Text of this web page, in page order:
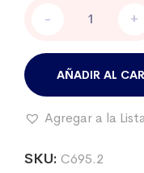
blindada
para
calefón
solar.
- +
AÑADIR AL
Agregar a la
SKU: C695.2